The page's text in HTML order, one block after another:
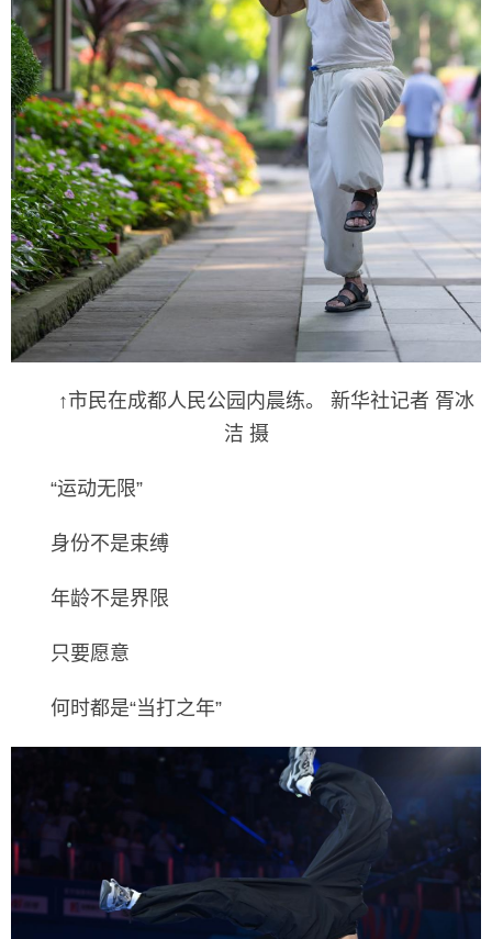
↑市民在成都人民公园内晨练。 新华社记者 胥冰
洁 摄
“运动无限”
身份不是束缚
年龄不是界限
只要愿意
何时都是“当打之年”